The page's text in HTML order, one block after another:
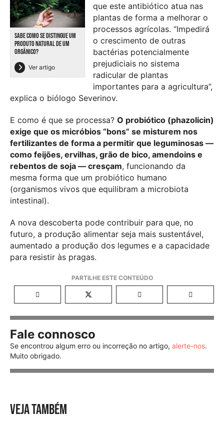
SABE COMO SE DISTINGUE UM
PRODUTO NATURAL DE UM
ORGÂNICO?
Ver artigo
que este antibiótico atua nas
plantas de forma a melhorar o
processos agrícolas. “Impedirá
o crescimento de outras
bactérias potencialmente
prejudiciais no sistema
radicular de plantas
importantes para a agricultura”,
explica o biólogo Severinov.
E como é que se processa? O probiótico (phazolicin)
exige que os micróbios “bons” se misturem nos
fertilizantes de forma a permitir que leguminosas —
como feijões, ervilhas, grão de bico, amendoins e
rebentos de soja — cresçam, funcionando da
mesma forma que um probiótico humano
(organismos vivos que equilibram a microbiota
intestinal).
A nova descoberta pode contribuir para que, no
futuro, a produção alimentar seja mais sustentável,
aumentado a produção dos legumes e a capacidade
para resistir às pragas.
Fale connosco
Se encontrou algum erro ou incorreção no artigo, alerte-nos.
Muito obrigado.
VEJA TAMBÉM